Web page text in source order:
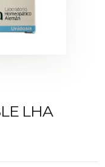
LHA